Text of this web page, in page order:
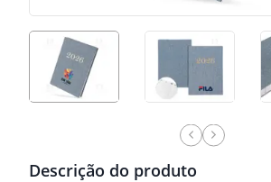
Descrição do produto